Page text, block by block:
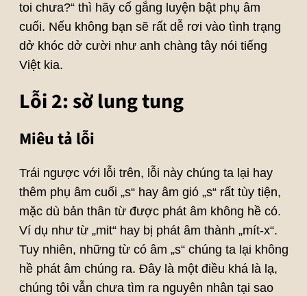
toi chưa?“ thì hãy cố gắng luyện bật phụ âm
cuối. Nếu không bạn sẽ rất dễ rơi vào tình trạng
dở khóc dở cười như anh chàng tây nói tiếng
Việt kia.
Lỗi 2: sờ lung tung
Miêu tả lỗi
Trái ngược với lỗi trên, lỗi này chúng ta lại hay
thêm phụ âm cuối „s“ hay âm gió „s“ rất tùy tiện,
mặc dù bản thân từ được phát âm không hề có.
Ví dụ như từ „mit“ hay bị phát âm thành „mít-x“.
Tuy nhiên, những từ có âm „s“ chúng ta lại không
hề phát âm chúng ra. Đây là một điều khá là lạ,
chúng tôi vẫn chưa tìm ra nguyên nhân tại sao